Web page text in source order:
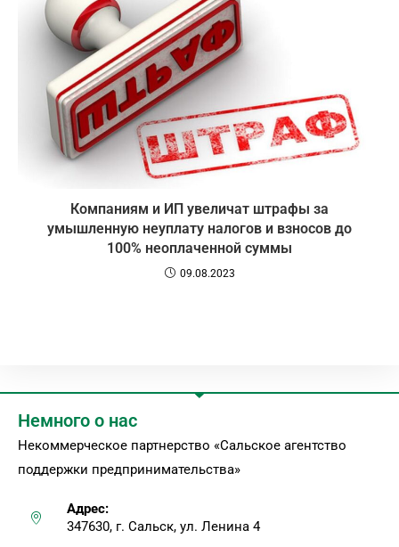
Компаниям и ИП увеличат штрафы за
умышленную неуплату налогов и взносов до
100% неоплаченной суммы
09.08.2023
Немного о нас
Некоммерческое партнерство «Сальское агентство
поддержки предпринимательства»
Адрес:
347630, г. Сальск, ул. Ленина 4